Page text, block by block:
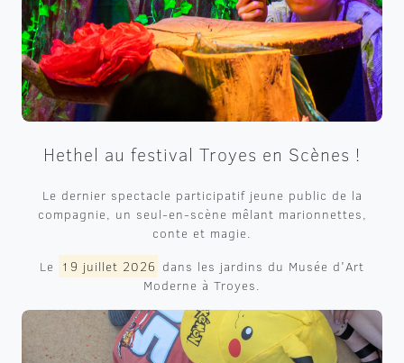
Hethel au festival Troyes en Scènes !
Le dernier spectacle participatif jeune public de la
compagnie, un seul-en-scène mêlant marionnettes,
conte et magie.
Le 19 juillet 2026 dans les jardins du Musée d'Art
Moderne à Troyes.